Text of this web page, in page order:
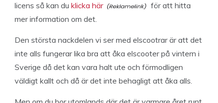
licens så kan du klicka här
för att hitta
mer information om det.
Den största nackdelen vi ser med elscootrar är att det
inte alls fungerar lika bra att åka elscooter på vintern i
Sverige då det kan vara halt ute och förmodligen
väldigt kallt och då är det inte behagligt att åka alls.